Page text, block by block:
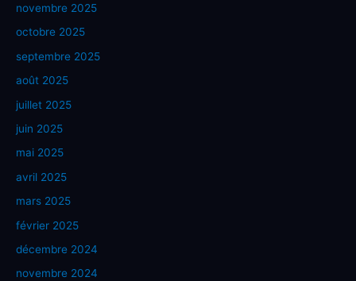
novembre 2025
octobre 2025
septembre 2025
août 2025
juillet 2025
juin 2025
mai 2025
avril 2025
mars 2025
février 2025
décembre 2024
novembre 2024